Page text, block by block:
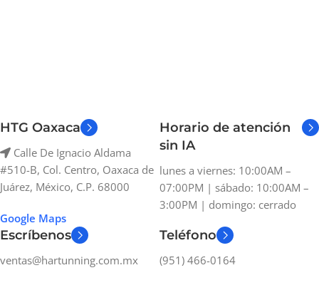
HTG Oaxaca
Calle De Ignacio Aldama
#510-B, Col. Centro, Oaxaca de
Juárez, México, C.P. 68000
Google Maps
Horario de atención
sin IA
lunes a viernes: 10:00AM –
07:00PM | sábado: 10:00AM –
3:00PM | domingo: cerrado
Escríbenos
ventas@hartunning.com.mx
Teléfono
(951) 466-0164